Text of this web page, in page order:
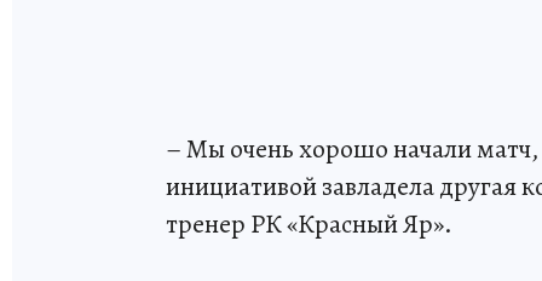
– Мы очень хорошо начали
инициативой завладела другая
тренер РК «Красный Яр».